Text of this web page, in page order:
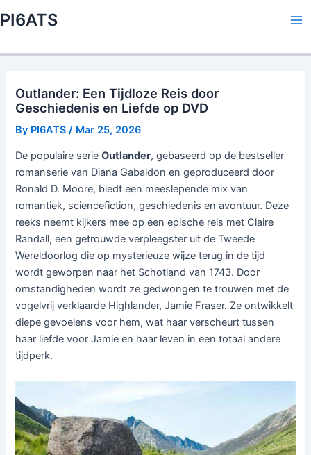
to
PI6ATS
Outlander: Een Tijdloze Reis door
Geschiedenis en Liefde op DVD
By PI6ATS / Mar 25, 2026
De populaire serieOutlander, gebaseerd op de bestseller
romanserie van Diana Gabaldon en geproduceerd door
Ronald D. Moore, biedt een meeslepende mix van
romantiek, sciencefiction, geschiedenis en avontuur. Deze
reeks neemt kijkers mee op een epische reis met Claire
Randall, een getrouwde verpleegster uit de Tweede
Wereldoorlog die op mysterieuze wijze terug in de tijd
wordt geworpen naar het Schotland van 1743. Door
omstandigheden wordt ze gedwongen te trouwen met de
vogelvrij verklaarde Highlander, Jamie Fraser. Ze ontwikkelt
diepe gevoelens voor hem, wat haar verscheurt tussen
haar liefde voor Jamie en haar leven in een totaal andere
tijdperk.